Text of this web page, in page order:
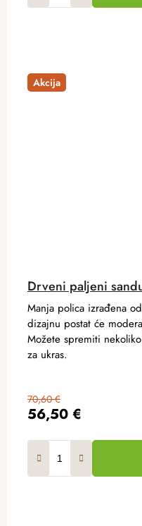
Akcija
Drveni paljeni
56,50 €
70,60 €
Manja polica izrađena
dizajnu postat će
Možete spremiti
za ukras.